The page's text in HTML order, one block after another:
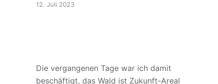
12. Juli 2023
Die vergangenen Tage war ich damit
beschäftigt, das Wald ist Zukunft-Areal